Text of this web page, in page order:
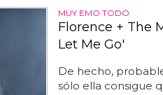
MUY EMO TODO
Florence + The
Let Me Go'
De hecho,
sólo ella consigue